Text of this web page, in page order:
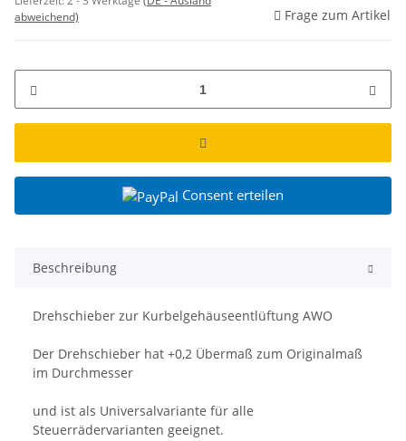
abweichend)
Frage zum Artikel
Consent erteilen
Beschreibung
Drehschieber zur Kurbelgehäuseentlüftung AWO
Der Drehschieber hat +0,2 Übermaß zum Originalmaß
im Durchmesser
und ist als Universalvariante für alle
Steuerrädervarianten geeignet.